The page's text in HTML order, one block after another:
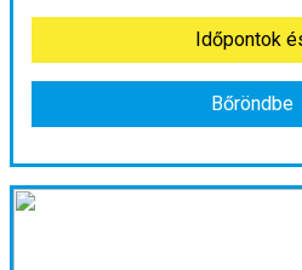
Időpontok
Bőröndbe
Időpontok
Bőröndbe
A Sorrentói